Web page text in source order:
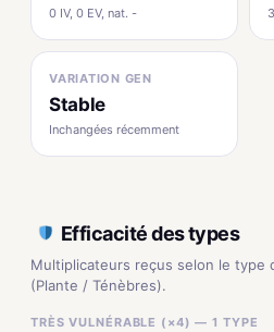
0 IV, 0 EV, nat. -
VARIATION GEN
Stable
Inchangées récemment
Efficacité des types
Multiplicateurs reçus selon le type
(Plante / Ténèbres).
TRÈS VULNÉRABLE (×4) — 1 TYPE